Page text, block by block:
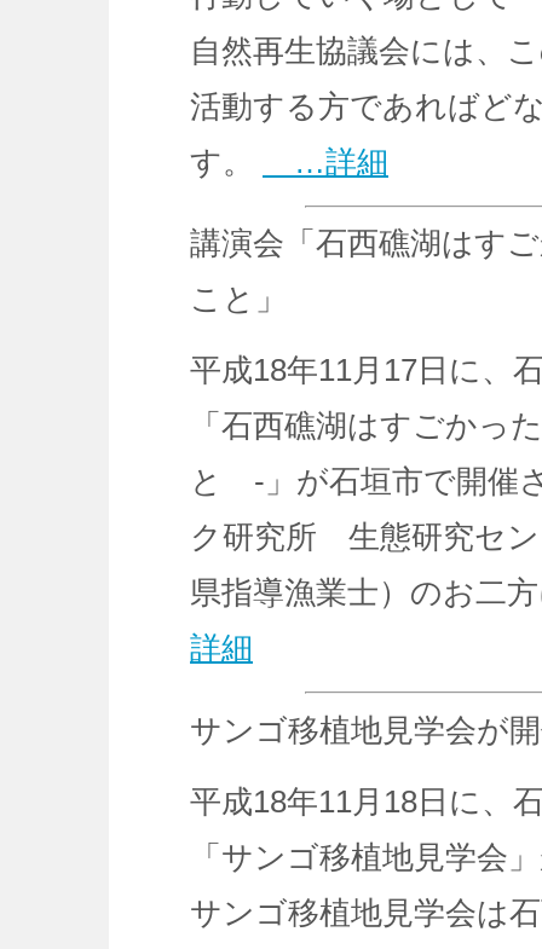
自然再生協議会には、
活動する方であればど
す。
…詳細
講演会「石西礁湖はす
こと」
平成18年11月17日に、
「石西礁湖はすごか
と ‐」が石垣市で開催
ク研究所 生態研究セン
県指導漁業士）のお二
詳細
サンゴ移植地見学会が
平成18年11月18日に、
「サンゴ移植地見学会
サンゴ移植地見学会は